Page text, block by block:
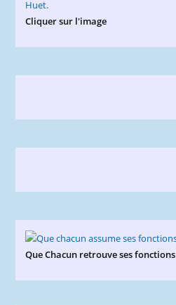
Cliquer sur l'image
Que Chacun retrouve ses fonctions